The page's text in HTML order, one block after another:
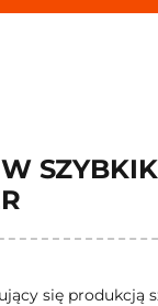
się produkcją